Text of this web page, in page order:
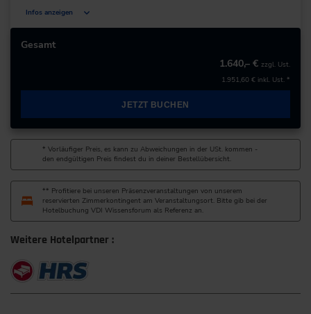
Infos anzeigen
Deutschland
Gesamt
1.640,– € zzgl. Ust.
1.951,60 € inkl. Ust. *
JETZT BUCHEN
* Vorläufiger Preis, es kann zu Abweichungen in der USt. kommen -
den endgültigen Preis findest du in deiner Bestellübersicht.
** Profitiere bei unseren Präsenzveranstaltungen von unserem
reservierten Zimmerkontingent am Veranstaltungsort. Bitte gib bei der
Hotelbuchung VDI Wissensforum als Referenz an.
Weitere Hotelpartner :